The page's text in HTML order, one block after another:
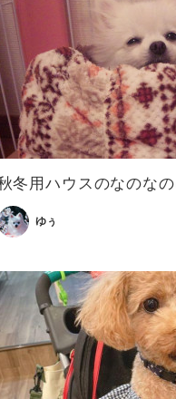
冬用ハウスのなのな
ゆぅ